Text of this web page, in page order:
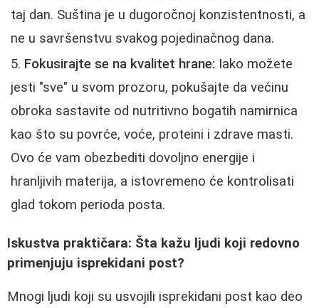
taj dan. Suština je u dugoročnoj konzistentnosti, a
ne u savršenstvu svakog pojedinačnog dana.
Fokusirajte se na kvalitet hrane: Iako možete
jesti "sve" u svom prozoru, pokušajte da većinu
obroka sastavite od nutritivno bogatih namirnica
kao što su povrće, voće, proteini i zdrave masti.
Ovo će vam obezbediti dovoljno energije i
hranljivih materija, a istovremeno će kontrolisati
glad tokom perioda posta.
Iskustva praktičara: Šta kažu ljudi koji redovno
primenjuju isprekidani post?
Mnogi ljudi koji su usvojili isprekidani post kao deo